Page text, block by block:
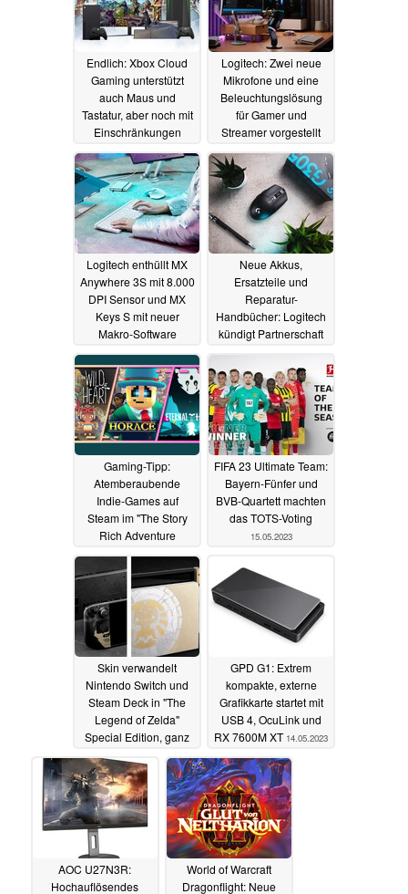
Endlich: Xbox Cloud
Gaming unterstützt
auch Maus und
Tastatur, aber noch mit
Einschränkungen
28.03.2024
Logitech: Zwei neue
Mikrofone und eine
Beleuchtungslösung
für Gamer und
Streamer vorgestellt
21.09.2023
Logitech enthüllt MX
Anywhere 3S mit 8.000
DPI Sensor und MX
Keys S mit neuer
Makro-Software
31.05.2023
Neue Akkus,
Ersatzteile und
Reparatur-
Handbücher: Logitech
kündigt Partnerschaft
mit iFixit an
Gaming-Tipp:
Atemberaubende
Indie-Games auf
Steam im "The Story
Rich Adventure
Bundle" mit 61%
Rabatt16.05.2023
FIFA 23 Ultimate Team:
Bayern-Fünfer und
BVB-Quartett machten
das TOTS-Voting
15.05.2023
Skin verwandelt
Nintendo Switch und
Steam Deck in "The
Legend of Zelda"
Special Edition, ganz
ohne Nintendo-Lizenz
15.05.2023
GPD G1: Extrem
kompakte, externe
Grafikkarte startet mit
USB 4, OcuLink und
RX 7600M XT 14.05.2023
AOC U27N3R:
Hochauflösendes
World of Warcraft
Dragonflight: Neue